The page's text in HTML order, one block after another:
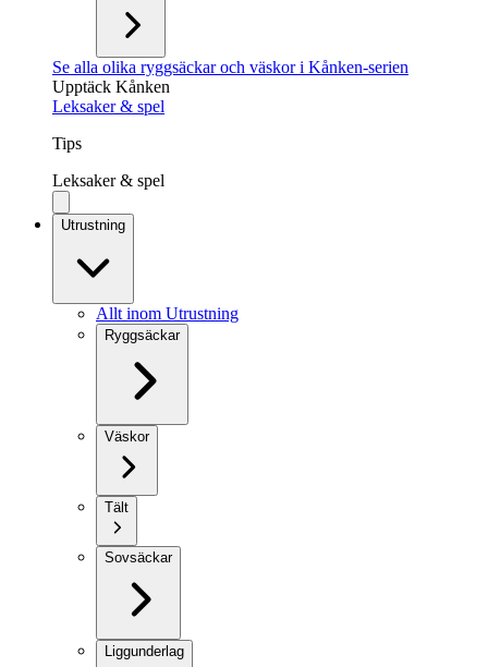
Se alla olika ryggsäckar och väskor i Kånken-serien
Upptäck Kånken
Leksaker & spel
Tips
Leksaker & spel
Utrustning
Allt inom Utrustning
Ryggsäckar
Väskor
Tält
Sovsäckar
Liggunderlag